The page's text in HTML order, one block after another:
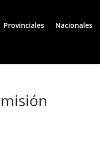
Provinciales Nacionales